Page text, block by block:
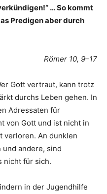
… So kommt
Predigen aber durch
Römer 10, 9–17
Gott vertraut, kann trotz
durchs Leben gehen. In
Adressaten für
von Gott und ist nicht in
verloren. An dunklen
und andere, sind
nicht für sich.
in der Jugendhilfe